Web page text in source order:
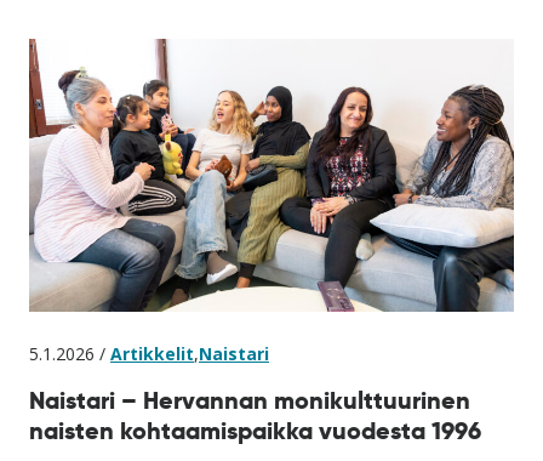
5.1.2026 / Artikkelit,Naistari
Naistari – Hervannan monikulttuurinen
naisten kohtaamispaikka vuodesta 1996